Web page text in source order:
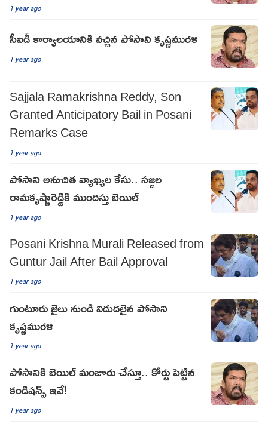
1 year ago
సీఐడీ కార్యాలయానికి వచ్చిన పోసాని కృష్ణమురళి
1 year ago
Sajjala Ramakrishna Reddy, Son
Granted Anticipatory Bail in Posani
Remarks Case
1 year ago
పోసాని అనుచిత వ్యాఖ్యల కేసు.. సజ్జల
రామకృష్ణారెడ్డికి ముందస్తు బెయిల్
1 year ago
Posani Krishna Murali Released from
Guntur Jail After Bail Approval
1 year ago
గుంటూరు జైలు నుండి విడుదలైన పోసాని
కృష్ణమురళి
1 year ago
పోసానికి బెయిల్ మంజూరు చేస్తూ.. కోర్టు పెట్టిన
కండిషన్స్ ఇవే!
1 year ago